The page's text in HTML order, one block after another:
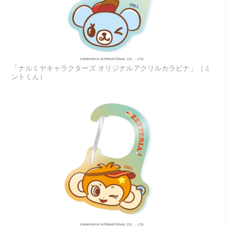
「ナルミヤキャラクターズ オリジナルアクリルカラビナ」（ミ
ントくん）